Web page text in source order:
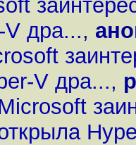
V дра...,
V дра...,